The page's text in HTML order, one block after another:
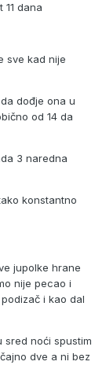
dana
sve kad nije
dođje ona u
od 14 da
3 naredna
konstantno
jupolke hrane
nije pecao i
i kao dal
sred noći spustim
dve a ni bez